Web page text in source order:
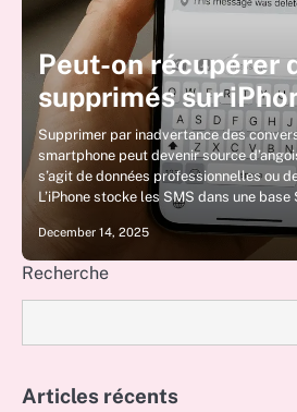
Peut-on récupérer
supprimés sur
Supprimer par inadvertance des
smartphone peut devenir source
s’agit de données professionnelles ou
L’iPhone stocke les SMS dans une
December 14, 2025
Recherche
Articles récents